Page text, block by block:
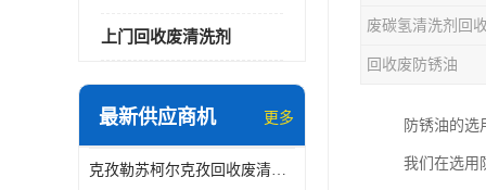
上门回收废清洗剂
最新供应商机 更多
克孜勒苏柯尔克孜回收废清洗剂
废碳氢清洗剂回
回收废防锈油
防锈油的选
我们在选用